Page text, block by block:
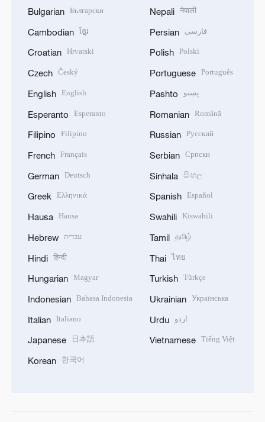
Bulgarian Български
Cambodian ខ្មែរ
Croatian Hrvatski
Czech Český
English English
Esperanto Esperanto
Filipino Filipino
French Français
German Deutsch
Greek Ελληνικά
Hausa Hausa
Hebrew עברית
Hindi हिन्दी
Hungarian Magyar
Indonesian Bahasa Indonesia
Italian Italiano
Japanese 日本語
Korean 한국어
Nepali नेपाली
Persian فارسی
Polish Polski
Portuguese Português
Pashto پښتو
Romanian Română
Russian Русский
Serbian Српски
Sinhala සිංහල
Spanish Español
Swahili Kiswahili
Tamil தமிழ்
Thai ไทย
Turkish Türkçe
Ukrainian Українська
Urdu اردو
Vietnamese Tiếng Việt